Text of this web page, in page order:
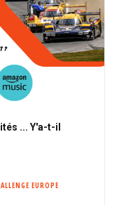
... Y'a-t-il
EUROPE